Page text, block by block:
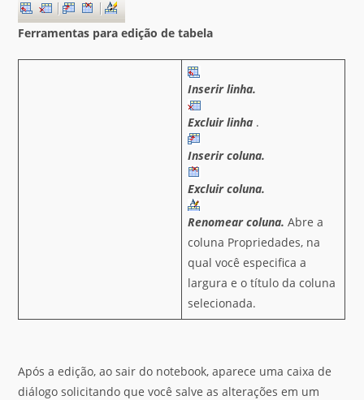
Ferramentas para edição de tabela
Inserir linha.
Excluir linha .
Inserir coluna.
Excluir coluna.
Renomear coluna. Abre a
coluna Propriedades, na
qual você especifica a
largura e o título da coluna
selecionada.
Após a edição, ao sair do notebook, aparece uma caixa de
diálogo solicitando que você salve as alterações em um